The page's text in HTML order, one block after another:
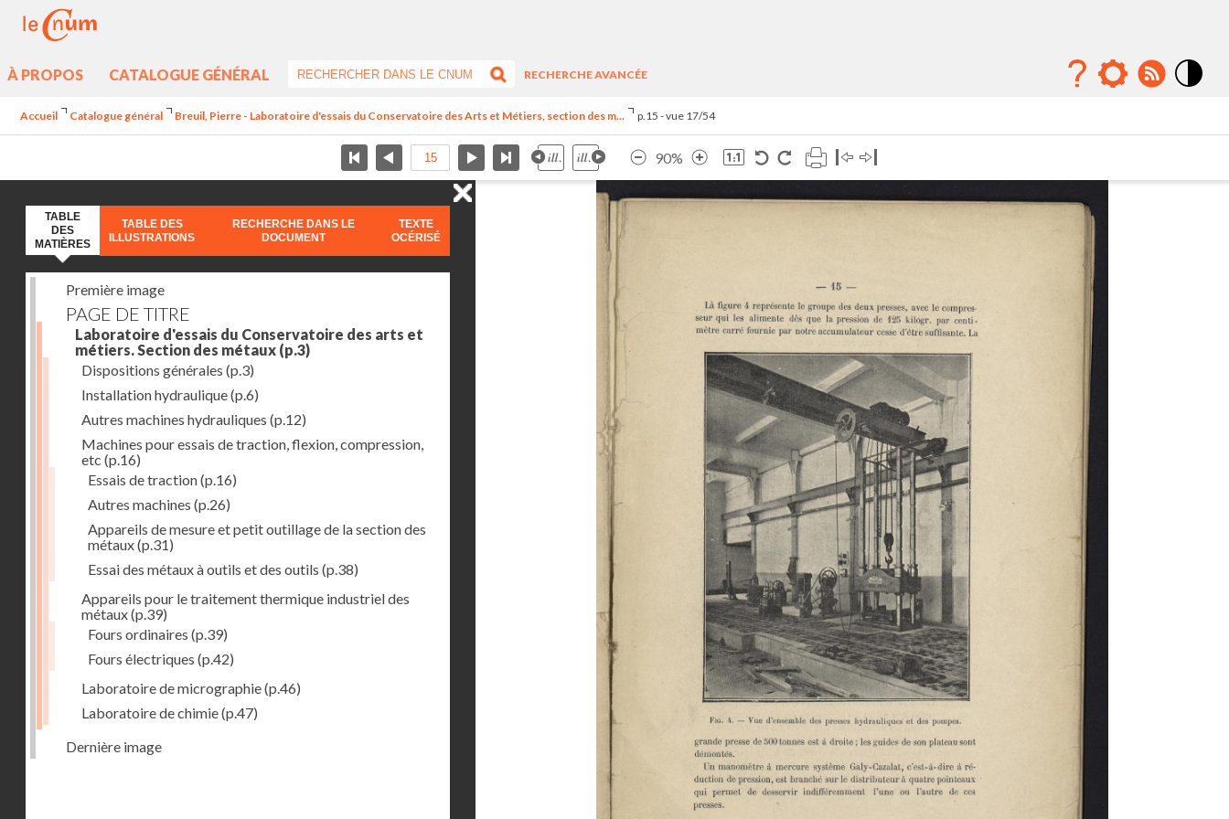
À PROPOS CATALOGUE GÉNÉRAL
RECHERCHE AVANCÉE
Accueil Catalogue général Breuil, Pierre - Laboratoire d'essais du Conservatoire des Arts et Métiers, section des m... p.15 - vue 17/54
90%
TABLE
DES
MATIÈRES
TABLE DES
ILLUSTRATIONS
RECHERCHE DANS LE
DOCUMENT
TEXTE
OCÉRISÉ
Première image
PAGE DE TITRE
Laboratoire d'essais du Conservatoire des arts et
métiers. Section des métaux (p.3)
Dispositions générales (p.3)
Installation hydraulique(p.6)
Autres machines hydrauliques (p.12)
Machines pour essais de traction, flexion, compression,
etc (p.16)
Essais de traction(p.16)
Autres machines (p.26)
Appareils de mesure et petit outillage de la section des
métaux(p.31)
Essai des métaux à outils et des outils (p.38)
Appareils pour le traitement thermique industriel des
métaux(p.39)
Fours ordinaires (p.39)
Fours électriques (p.42)
Laboratoire de micrographie(p.46)
Laboratoire de chimie(p.47)
Dernière image